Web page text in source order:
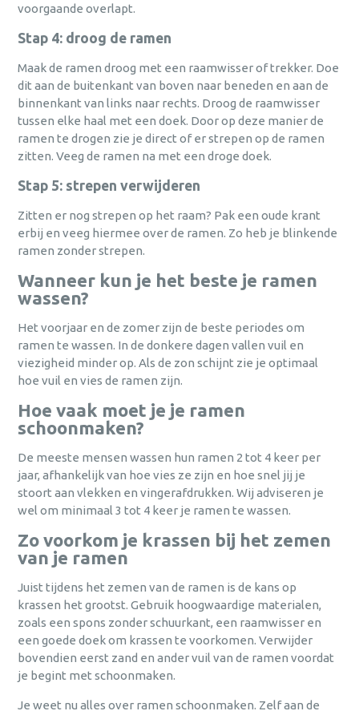
voorgaande overlapt.
Stap 4: droog de ramen
Maak de ramen droog met een raamwisser of trekker. Doe
dit aan de buitenkant van boven naar beneden en aan de
binnenkant van links naar rechts. Droog de raamwisser
tussen elke haal met een doek. Door op deze manier de
ramen te drogen zie je direct of er strepen op de ramen
zitten. Veeg de ramen na met een droge doek.
Stap 5: strepen verwijderen
Zitten er nog strepen op het raam? Pak een oude krant
erbij en veeg hiermee over de ramen. Zo heb je blinkende
ramen zonder strepen.
Wanneer kun je het beste je ramen
wassen?
Het voorjaar en de zomer zijn de beste periodes om
ramen te wassen. In de donkere dagen vallen vuil en
viezigheid minder op. Als de zon schijnt zie je optimaal
hoe vuil en vies de ramen zijn.
Hoe vaak moet je je ramen
schoonmaken?
De meeste mensen wassen hun ramen 2 tot 4 keer per
jaar, afhankelijk van hoe vies ze zijn en hoe snel jij je
stoort aan vlekken en vingerafdrukken. Wij adviseren je
wel om minimaal 3 tot 4 keer je ramen te wassen.
Zo voorkom je krassen bij het zemen
van je ramen
Juist tijdens het zemen van de ramen is de kans op
krassen het grootst. Gebruik hoogwaardige materialen,
zoals een spons zonder schuurkant, een raamwisser en
een goede doek om krassen te voorkomen. Verwijder
bovendien eerst zand en ander vuil van de ramen voordat
je begint met schoonmaken.
Je weet nu alles over ramen schoonmaken. Zelf aan de